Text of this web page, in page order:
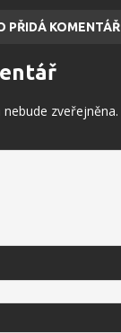
PŘIDÁ KOMENTÁŘ
zveřejněna.